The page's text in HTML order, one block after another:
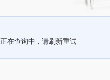
正在查询中，请刷新重试